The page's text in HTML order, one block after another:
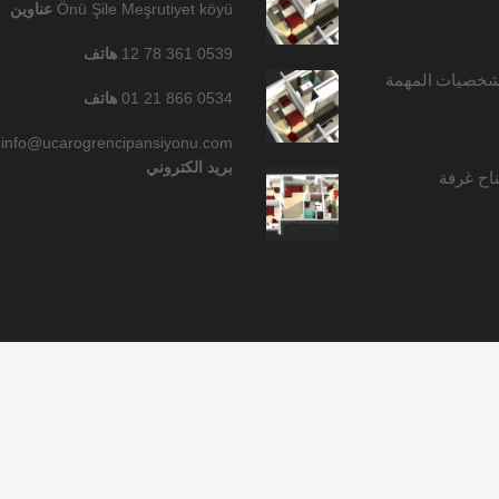
المهمة
Önü Şile Meşrutiyet köyü عناوين
0539 361 78 12 هاتف
0534 866 21 01 هاتف
info@ucarogrencipansiyonu.com
بريد الكتروني